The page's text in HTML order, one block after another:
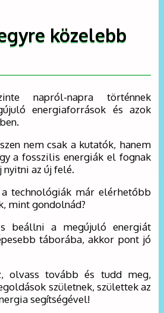
közelebb
napról-napra történnek
energiaforrások és azok
nem csak a kutatók, hanem
a fosszilis energiák el fognak
nyitni az új felé.
technológiák már elérhetőbb
mint gondolnád?
beállni a megújuló energiát
táborába, akkor pont jó
olvass tovább és tudd meg,
születnek, születtek az
segítségével!